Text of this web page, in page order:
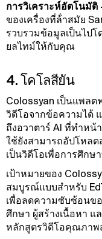
การวิเคราะห์อัตโนมัติ
ของเครื่องที่ล้ําสมัย
รวบรวมข้อมูลเป็นไปโ
ยลไทม์ให้กับคุณ
4. โคโลสียัน
Colossyan เป็นแพลต
วิดีโอจากข้อความได้
ถึงอวาตาร์ AI ที่ทําหน้
ใช้ยังสามารถอัปโหลด
เป็นวิดีโอเพื่อการศึกษ
เป้าหมายของ
สมบูรณ์แบบสําหรับ
เพื่อลดความซับซ้อนข
ศึกษา ผู้สร้างเนื้อหา แ
หลักสูตรวิดีโอคุณภาพ